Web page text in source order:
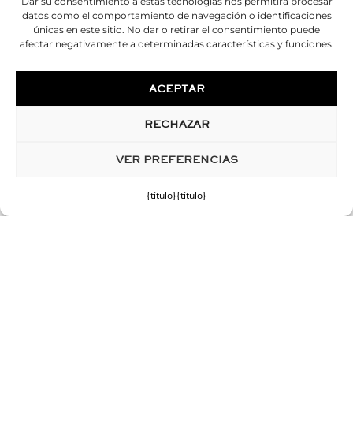
datos como el comportamiento de navegación o identificaciones
únicas en este sitio. No dar o retirar el consentimiento puede
afectar negativamente a determinadas características y funciones.
ACEPTAR
RECHAZAR
VER PREFERENCIAS
{título}{título}